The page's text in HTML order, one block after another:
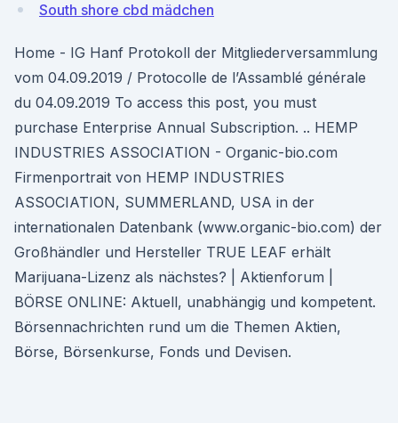
South shore cbd mädchen
Home - IG Hanf Protokoll der Mitgliederversammlung
vom 04.09.2019 / Protocolle de l’Assamblé générale
du 04.09.2019 To access this post, you must
purchase Enterprise Annual Subscription. .. HEMP
INDUSTRIES ASSOCIATION - Organic-bio.com
Firmenportrait von HEMP INDUSTRIES
ASSOCIATION, SUMMERLAND, USA in der
internationalen Datenbank (www.organic-bio.com) der
Großhändler und Hersteller TRUE LEAF erhält
Marijuana-Lizenz als nächstes? | Aktienforum |
BÖRSE ONLINE: Aktuell, unabhängig und kompetent.
Börsennachrichten rund um die Themen Aktien,
Börse, Börsenkurse, Fonds und Devisen.